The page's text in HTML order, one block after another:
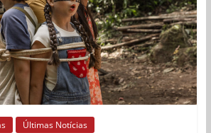
Últimas Notícias